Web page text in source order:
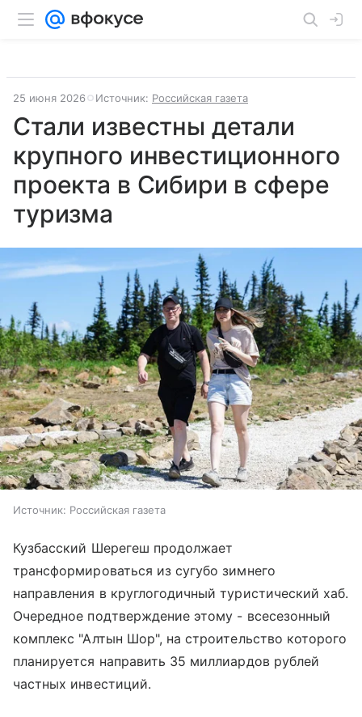
25 июня 2026 Источник: Российская газета
Стали известны детали
крупного инвестиционного
проекта в Сибири в сфере
туризма
Источник: Российская газета
Кузбасский Шерегеш продолжает
трансформироваться из сугубо зимнего
направления в круглогодичный туристический хаб.
Очередное подтверждение этому - всесезонный
комплекс "Алтын Шор", на строительство которого
планируется направить 35 миллиардов рублей
частных инвестиций.